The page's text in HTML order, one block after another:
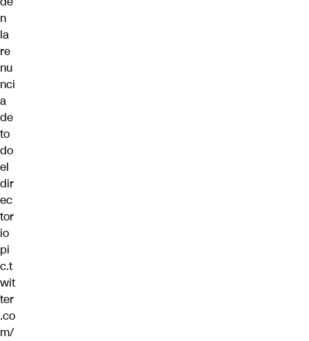
n
la
re
nu
nci
a
de
to
do
el
dir
ec
tor
io
pi
c.t
wit
ter
.co
m/